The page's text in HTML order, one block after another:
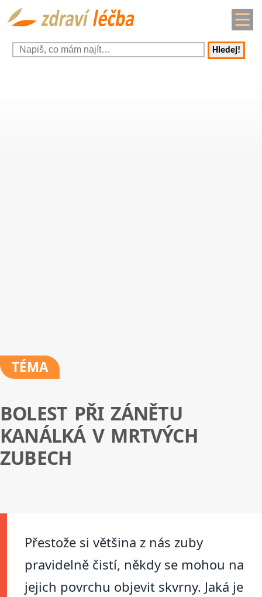
Hledej!
TÉMA
BOLEST PŘI ZÁNĚTU
KANÁLKÁ V MRTVÝCH
ZUBECH
Přestože si většina z nás zuby
pravidelně čistí, někdy se mohou na
jejich povrchu objevit skvrny. Jaká je